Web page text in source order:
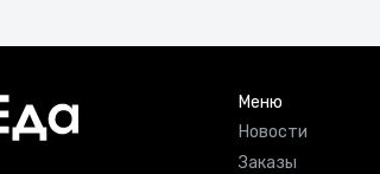
Меню
Новости
Заказы